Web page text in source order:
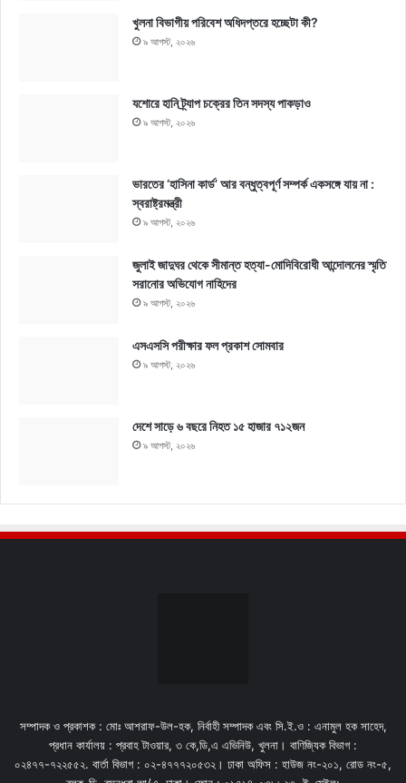
খুলনা বিভাগীয় পরিবেশ অধিদপ্তরে হচ্ছেটা কী?
৯ আগস্ট, ২০২৬
যশোরে হানি ট্র্যাপ চক্রের তিন সদস্য পাকড়াও
৯ আগস্ট, ২০২৬
ভারতের ‘হাসিনা কার্ড’ আর বন্ধুত্বপূর্ণ সম্পর্ক একসঙ্গে যায় না :
স্বরাষ্ট্রমন্ত্রী
৯ আগস্ট, ২০২৬
জুলাই জাদুঘর থেকে সীমান্ত হত্যা-মোদিবিরোধী আন্দোলনের স্মৃতি
সরানোর অভিযোগ নাহিদের
৯ আগস্ট, ২০২৬
এসএসসি পরীক্ষার ফল প্রকাশ সোমবার
৯ আগস্ট, ২০২৬
দেশে সাড়ে ৬ বছরে নিহত ১৫ হাজার ৭১২জন
৯ আগস্ট, ২০২৬
সম্পাদক ও প্রকাশক : মোঃ আশরাফ-উল-হক, নির্বাহী সম্পাদক এবং সি.ই.ও : এনামুল হক সাহেদ,
প্রধান কার্যালয় : প্রবাহ টাওয়ার, ৩ কে,ডি,এ এভিনিউ, খুলনা। বাণিজ্যিক বিভাগ :
০২৪৭৭-৭২২৫৫২. বার্তা বিভাগ : ০২-৪৭৭৭২০৫৩২। ঢাকা অফিস : হাউজ নং-২০১, রোড নং-৫,